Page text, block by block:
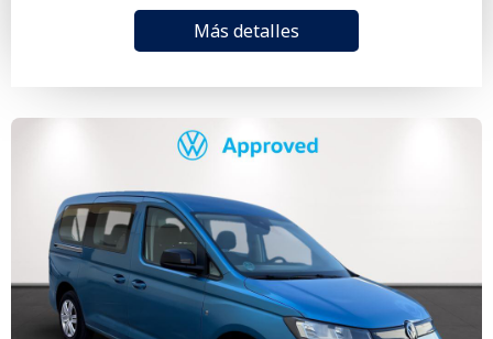
Más detalles